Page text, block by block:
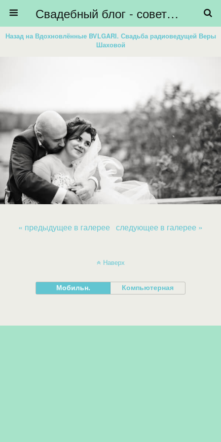
Свадебный блог - советы невестам, подготовка к свадьбе - HiBride
Назад на Вдохновлённые BVLGARI. Свадьба радиоведущей Веры
Шаховой
« предыдущее в галерее следующее в галерее »
Наверх
Мобильн. Компьютерная